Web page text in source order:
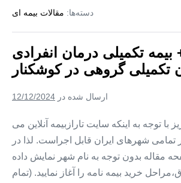
بیمه
درمان
+
بیمه
درمان
تکمیلی
در
دسته‌ها: مقالات بیمه ای
بیمه تکمیلی درمان انفرادی
تکمیلی گروهی در کوشکنار
ارسال شده در 12/12/2024
با توجه به اینکه سایت تارازبیمه آنلاین می
تمامی شهرهای ایران قابل اجراست. لذا در
مقاله بدون توجه به نام شهر نمایش داده
خرید بیمه نامه را آغاز نمایید. (تمام